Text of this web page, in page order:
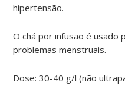
hipertensão.
O chá por infusão é usado
problemas menstruais.
Dose: 30-40 g/l (não